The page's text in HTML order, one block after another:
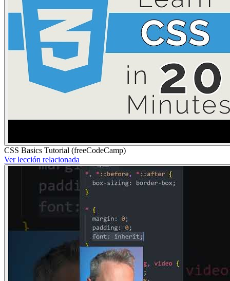
CSS Basics Tutorial (freeCodeCamp)
Ver lección relacionada